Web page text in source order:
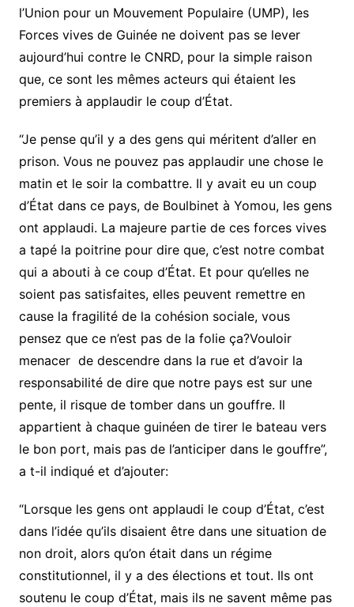
l’Union pour un Mouvement Populaire (UMP), les
Forces vives de Guinée ne doivent pas se lever
aujourd’hui contre le CNRD, pour la simple raison
que, ce sont les mêmes acteurs qui étaient les
premiers à applaudir le coup d’État.
“Je pense qu’il y a des gens qui méritent d’aller en
prison. Vous ne pouvez pas applaudir une chose le
matin et le soir la combattre. Il y avait eu un coup
d’État dans ce pays, de Boulbinet à Yomou, les gens
ont applaudi. La majeure partie de ces forces vives
a tapé la poitrine pour dire que, c’est notre combat
qui a abouti à ce coup d’État. Et pour qu’elles ne
soient pas satisfaites, elles peuvent remettre en
cause la fragilité de la cohésion sociale, vous
pensez que ce n’est pas de la folie ça?Vouloir
menacer de descendre dans la rue et d’avoir la
responsabilité de dire que notre pays est sur une
pente, il risque de tomber dans un gouffre. Il
appartient à chaque guinéen de tirer le bateau vers
le bon port, mais pas de l’anticiper dans le gouffre”,
a t-il indiqué et d’ajouter:
“Lorsque les gens ont applaudi le coup d’État, c’est
dans l’idée qu’ils disaient être dans une situation de
non droit, alors qu’on était dans un régime
constitutionnel, il y a des élections et tout. Ils ont
soutenu le coup d’État, mais ils ne savent même pas